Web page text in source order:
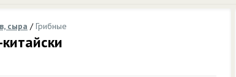
сыра /Грибные